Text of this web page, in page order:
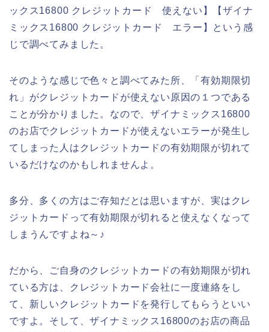
ックス16800 クレジットカード 使えない】【ザイナ
ミックス16800 クレジットカード エラー】という感
じで調べてみました。
そのような感じで色々と調べてみた所、「有効期限切
れ」がクレジットカードが使えない原因の１つである
ことが分かりました。なので、ザイナミックス16800
のお店でクレジットカードが使えないエラーが発生し
てしまった人はクレジットカードの有効期限が切れて
いるだけなのかもしれませんよ。
多分、多くの方はご存知だとは思いますが、実はクレ
ジットカードって有効期限が切れると使えなくなって
しまうんですよね～♪
だから、ご自身のクレジットカードの有効期限が切れ
ている方は、クレジットカード会社に一度連絡をし
て、新しいクレジットカードを発行してもらうといい
ですよ。そして、ザイナミックス16800のお店の商品